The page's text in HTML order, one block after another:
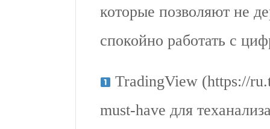
которые позволяют не
спокойно работать с
TradingView (https://
must-have для